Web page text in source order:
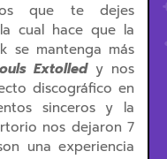
que te dejes
cual hace que la
se mantenga más
Extolledy nos
discográfico en
sinceros y la
nos dejaron 7
una experiencia